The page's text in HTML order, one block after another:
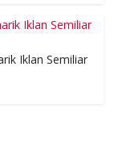
Iklan Semiliar